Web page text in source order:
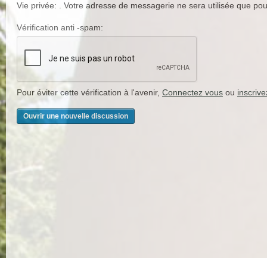
Vie privée: . Votre adresse de messagerie ne sera utilisée que
Vérification anti -spam:
Pour éviter cette vérification à l'avenir, Connectez vous ou